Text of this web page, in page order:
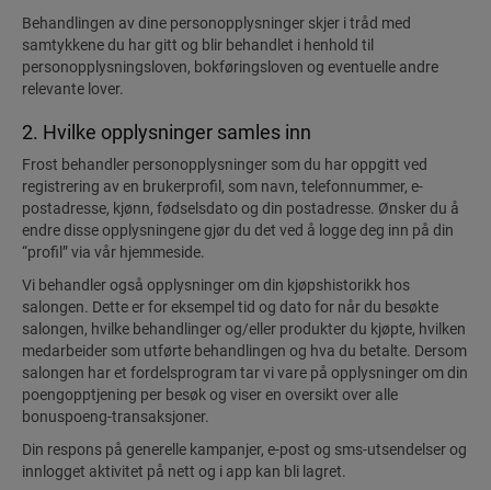
Behandlingen av dine personopplysninger skjer i tråd med
samtykkene du har gitt og blir behandlet i henhold til
personopplysningsloven, bokføringsloven og eventuelle andre
relevante lover.
2. Hvilke opplysninger samles inn
Frost behandler personopplysninger som du har oppgitt ved
registrering av en brukerprofil, som navn, telefonnummer, e-
postadresse, kjønn, fødselsdato og din postadresse. Ønsker du å
endre disse opplysningene gjør du det ved å logge deg inn på din
“profil” via vår hjemmeside.
Vi behandler også opplysninger om din kjøpshistorikk hos
salongen. Dette er for eksempel tid og dato for når du besøkte
salongen, hvilke behandlinger og/eller produkter du kjøpte, hvilken
medarbeider som utførte behandlingen og hva du betalte. Dersom
salongen har et fordelsprogram tar vi vare på opplysninger om din
poengopptjening per besøk og viser en oversikt over alle
bonuspoeng-transaksjoner.
Din respons på generelle kampanjer, e-post og sms-utsendelser og
innlogget aktivitet på nett og i app kan bli lagret.